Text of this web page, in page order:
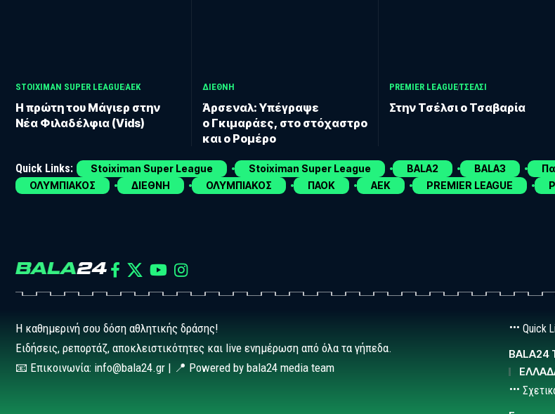
STOIXIMAN SUPER LEAGUEΑΕΚ
Η πρώτη του Μάγιερ στην
Νέα Φιλαδέλφια (Vids)
ΔΙΕΘΝΗ
Άρσεναλ: Υπέγραψε
ο Γκιμαράες, στο στόχαστρο
και ο Ρομέρο
PREMIER LEAGUEΤΣΈΛΣΙ
Στην Τσέλσι ο Τσαβαρία
Quick Links: Stoiximan Super League Stoiximan Super League BALA2 BALA3
ΟΛΥΜΠΙΑΚΟΣ
ΔΙΕΘΝΗ ΟΛΥΜΠΙΑΚΟΣ ΠΑΟΚ ΑΕΚ PREMIER LEAGUE
Η καθημερινή σου δόση αθλητικής δράσης!
Ειδήσεις, ρεπορτάζ, αποκλειστικότητες και live ενημέρωση από όλα τα γήπεδα.
📧 Επικοινωνία: info@bala24.gr | 📍 Powered by bala24 media team
Quick
BALA24